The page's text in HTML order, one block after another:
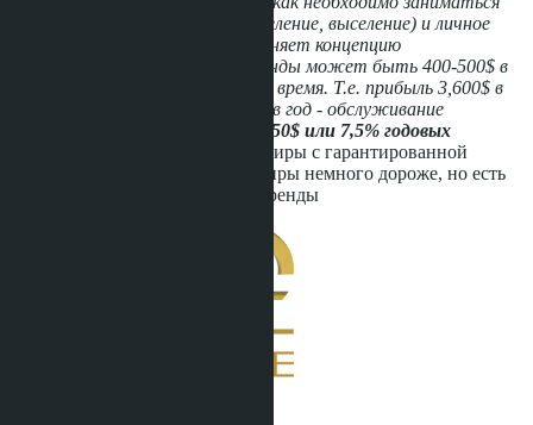
квартирой (уборка, стирка, заселение, выселение) и личное
присутствие владельца, что меняет концепцию
инвестирования. Хотя цена аренды может быть 400-500$ в
месяц, но нужны доп. расходы и время. Т.е. прибыль 3,600$ в
год, расходы по квартире: 350$ в год - обслуживание
3250$ или 7,5% годовых
Также можно рассмотреть квартиры с гарантированной
арендой от застройщика. Квартиры немного дороже, но есть
рассрочка и повышенный % с аренды